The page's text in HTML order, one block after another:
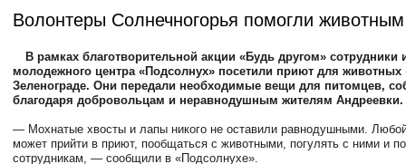
Волонтеры Солнечногорья помогли
В рамках благотворительной акции «Будь другом» сотрудники
молодежного центра «Подсолнух» посетили приют для животных
Зеленограде. Они передали необходимые вещи для питомцев,
благодаря добровольцам и неравнодушным жителям Андреевки.
— Мохнатые хвосты и лапы никого не оставили равнодушными.
может прийти в приют, пообщаться с животными, погулять с ними и
сотрудникам, — сообщили в «Подсолнухе».